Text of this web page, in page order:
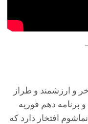
و ارزشمند و طراز
و برنامه دهم فوریه
نماشوم افتخار دارد که